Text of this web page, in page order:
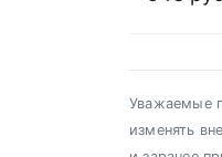
Уважаемые
изменять